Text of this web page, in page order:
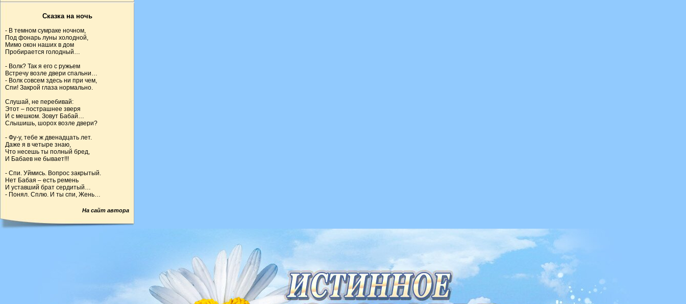
Сказка на ночь
- В темном сумраке ночном,
Под фонарь луны холодной,
Мимо окон наших в дом
Пробирается голодный…
- Волк? Так я его с ружьем
Встречу возле двери спальни…
- Волк совсем здесь ни при чем,
Спи! Закрой глаза нормально.
Слушай, не перебивай:
Этот – пострашнее зверя
И с мешком. Зовут Бабай…
Слышишь, шорох возле двери?
- Фу-у, тебе ж двенадцать лет.
Даже я в четыре знаю,
Что несешь ты полный бред,
И Бабаев не бывает!!!
- Спи. Уймись. Вопрос закрытый.
Нет Бабая – есть ремень
И уставший брат сердитый…
- Понял. Сплю. И ты спи, Жень…
На сайт автора